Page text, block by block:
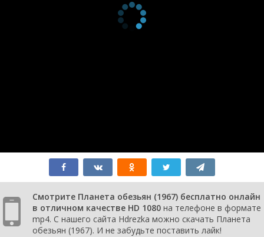
Смотрите Планета обезьян (1967) бесплатно онлайн
в отличном качестве HD 1080 на телефоне в формате
mp4. С нашего сайта Hdrezka можно скачать Планета
обезьян (1967). И не забудьте поставить лайк!